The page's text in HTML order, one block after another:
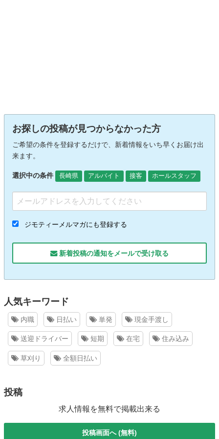
お探しの投稿が見つからなかった方
ご希望の条件を登録するだけで、新着情報をいち早くお届け出
来ます。
選択中の条件 長崎県 アルバイト 接客 ホールスタッフ
ジモティーメルマガにも登録する
新着投稿の通知をメールで受け取る
人気キーワード
内職 日払い 単発 現金手渡し
送迎ドライバー 短期 在宅 住み込み
草刈り 全額日払い
投稿
求人情報を無料で掲載出来る
投稿画面へ (無料)